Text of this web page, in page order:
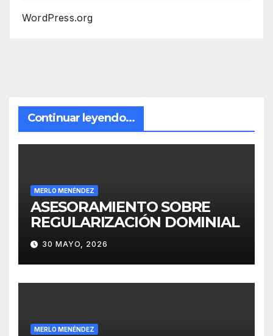
WordPress.org
Continuar leyendo...
MERLO MENÉNDEZ
ASESORAMIENTO SOBRE
REGULARIZACIÓN DOMINIAL
30 MAYO, 2026
MERLO MENÉNDEZ